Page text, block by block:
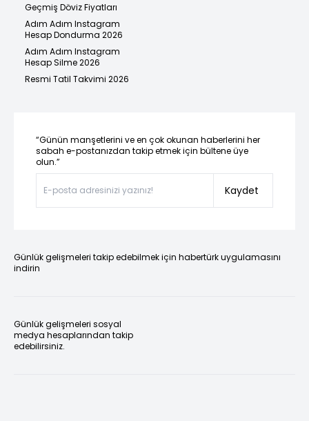
Geçmiş Döviz Fiyatları
Adım Adım Instagram
Hesap Dondurma 2026
Adım Adım Instagram
Hesap Silme 2026
Resmi Tatil Takvimi 2026
“Günün manşetlerini ve en çok okunan haberlerini her
sabah e-postanızdan takip etmek için bültene üye
olun.”
Kaydet
Günlük gelişmeleri takip edebilmek için habertürk uygulamasını
indirin
Günlük gelişmeleri sosyal
medya hesaplarından takip
edebilirsiniz.